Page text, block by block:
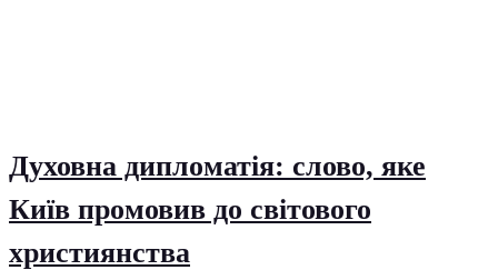
Духовна дипломатія: слово, яке
Київ промовив до світового
християнства